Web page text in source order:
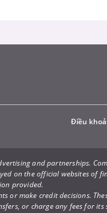
Điều
and partnerships.
on the official websites of
provided.
make credit decisions.
or charge any fees for its